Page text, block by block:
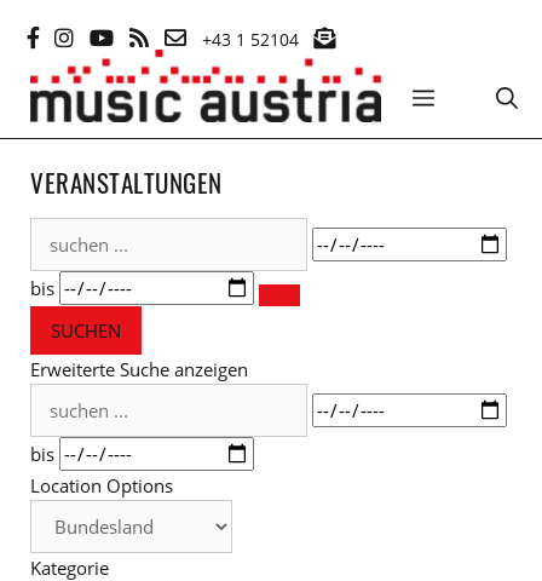
Inhalt
springen
+43 1 52104
MENÜ
VERANSTALTUNGEN
suchen
Datum
bis
SUCHEN
Erweiterte Suche anzeigen
suchen
Datum
bis
Location Options
Bundesland
Kategorie